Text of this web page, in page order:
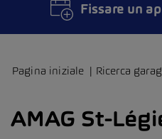
Pagina iniziale Ricerca
AMAG St-
Fissare un